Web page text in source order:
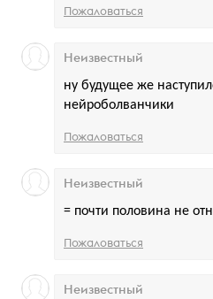
Пожаловаться
ну будущее же
нейроболванчики
Неизвестный
Пожаловаться
= почти половина не
Неизвестный
Пожаловаться
Неизвестный